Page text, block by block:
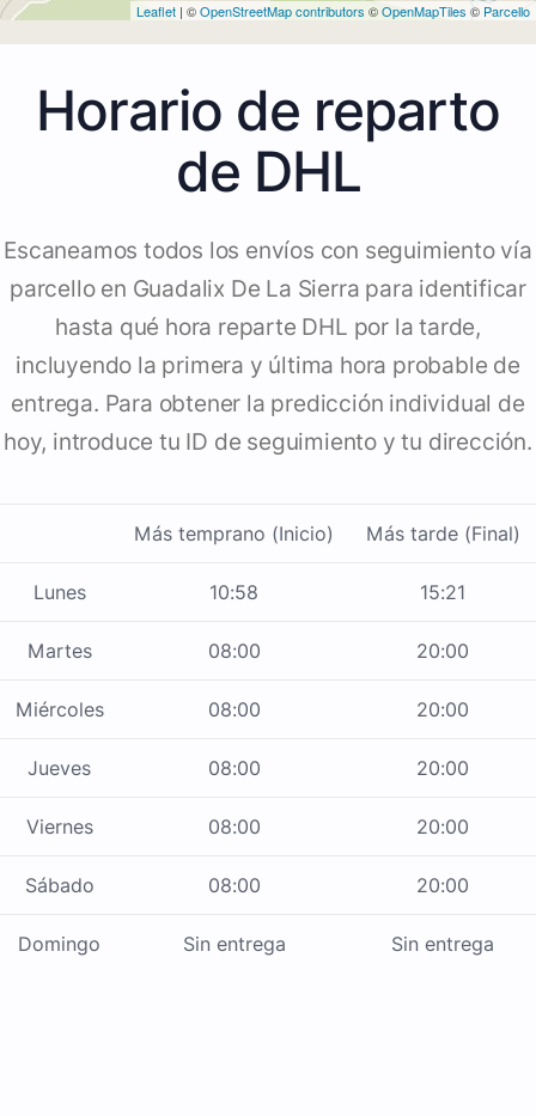
Leaflet | ©OpenStreetMap contributors ©OpenMapTiles © Parcello
Horario de reparto
de DHL
Escaneamos todos los envíos con seguimiento vía
parcello en Guadalix De La Sierra para identificar
hasta qué hora reparte DHL por la tarde,
incluyendo la primera y última hora probable de
entrega. Para obtener la predicción individual de
hoy, introduce tu ID de seguimiento y tu dirección.
Más temprano (Inicio) Más tarde (Final)
Lunes 10:58 15:21
Martes 08:00 20:00
Miércoles 08:00 20:00
Jueves 08:00 20:00
Viernes 08:00 20:00
Sábado 08:00 20:00
Domingo Sin entrega Sin entrega